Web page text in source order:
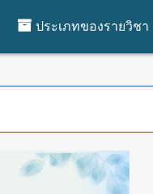
ประเภทของรายวิชา